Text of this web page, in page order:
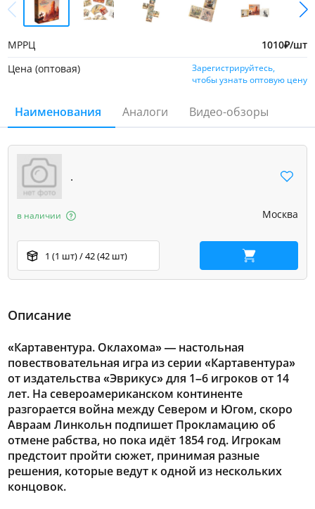
МРРЦ 1010₽/шт
Цена (оптовая)
Зарегистрируйтесь,
чтобы узнать оптовую цену
Наименования Аналоги Видео-обзоры
.
Москва
в наличии
1 (1 шт) / 42 (42 шт) В корзину
Описание
«Картавентура. Оклахома» — настольная
повествовательная игра из серии «Картавентура»
от издательства «Эврикус» для 1–6 игроков от 14
лет. На североамериканском континенте
разгорается война между Севером и Югом, скоро
Авраам Линкольн подпишет Прокламацию об
отмене рабства, но пока идёт 1854 год. Игрокам
предстоит пройти сюжет, принимая разные
решения, которые ведут к одной из нескольких
концовок.